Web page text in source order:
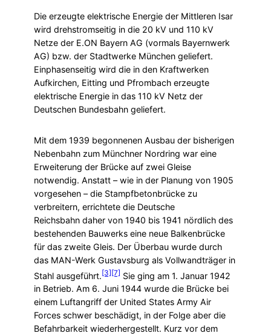
Die erzeugte elektrische Energie der Mittleren Isar
wird drehstromseitig in die 20 kV und 110 kV
Netze der E.ON Bayern AG (vormals Bayernwerk
AG) bzw. der Stadtwerke München geliefert.
Einphasenseitig wird die in den Kraftwerken
Aufkirchen, Eitting und Pfrombach erzeugte
elektrische Energie in das 110 kV Netz der
Deutschen Bundesbahn geliefert.
Mit dem 1939 begonnenen Ausbau der bisherigen
Nebenbahn zum Münchner Nordring war eine
Erweiterung der Brücke auf zwei Gleise
notwendig. Anstatt – wie in der Planung von 1905
vorgesehen – die Stampfbetonbrücke zu
verbreitern, errichtete die Deutsche
Reichsbahn daher von 1940 bis 1941 nördlich des
bestehenden Bauwerks eine neue Balkenbrücke
für das zweite Gleis. Der Überbau wurde durch
das MAN-Werk Gustavsburg als Vollwandträger in
Stahl ausgeführt. [3][7] Sie ging am 1. Januar 1942
in Betrieb. Am 6. Juni 1944 wurde die Brücke bei
einem Luftangriff der United States Army Air
Forces schwer beschädigt, in der Folge aber die
Befahrbarkeit wiederhergestellt. Kurz vor dem